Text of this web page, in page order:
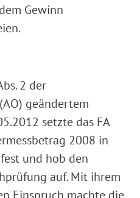
Gewinn
2 der
geändertem
setzte das FA
2008 in
und hob den
auf. Mit ihrem